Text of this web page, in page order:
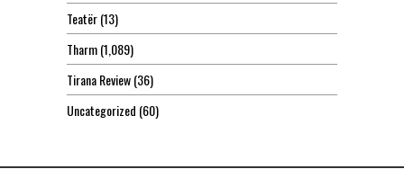
Teatër(13)
Tharm(1,089)
Tirana Review(36)
Uncategorized (60)